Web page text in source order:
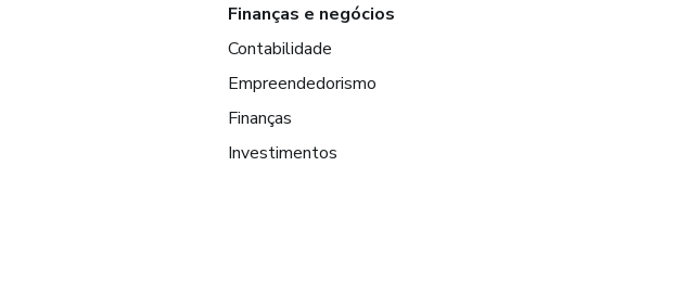
Finanças e negócios
Contabilidade
Empreendedorismo
Finanças
Investimentos